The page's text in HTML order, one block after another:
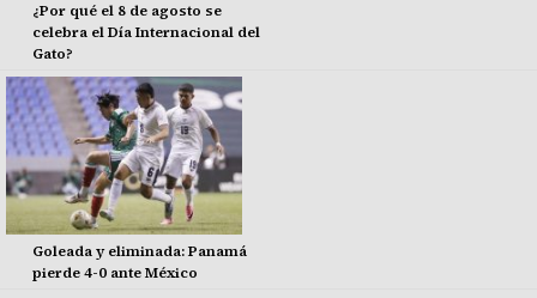
¿Por qué el 8 de agosto se
celebra el Día Internacional del
Gato?
Goleada y eliminada: Panamá
pierde 4-0 ante México